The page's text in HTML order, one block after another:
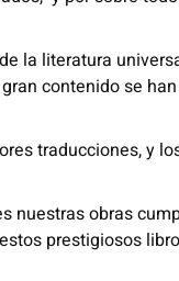
la literatura
contenido se
traducciones, y
nuestras obras
prestigiosos